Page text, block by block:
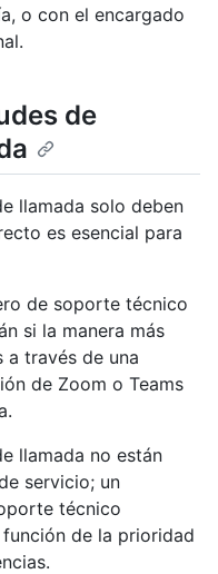
o con el encargado
de
llamada solo deben
es esencial para
de soporte técnico
si la manera más
a través de una
de Zoom o Teams
llamada no están
servicio; un
técnico
de la prioridad